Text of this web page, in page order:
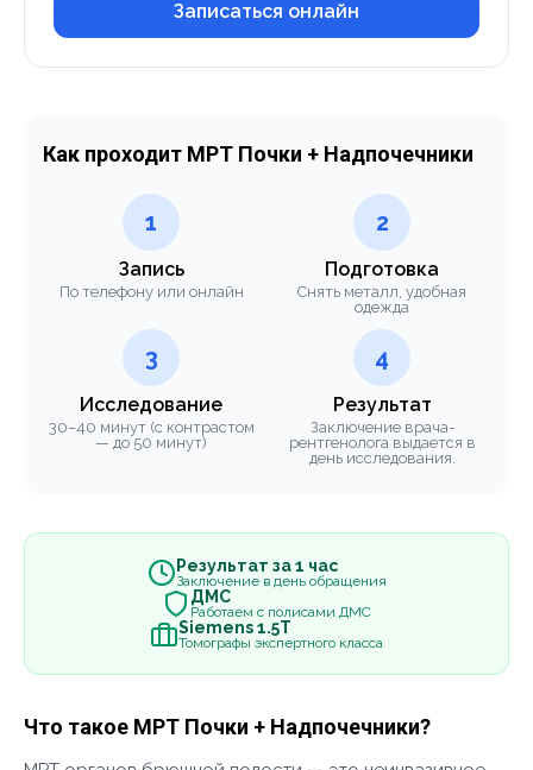
Записаться онлайн
Как проходит МРТ Почки + Надпочечники
1
Запись
По телефону или онлайн
2
Подготовка
Снять металл, удобная
одежда
3
Исследование
30–40 минут (с контрастом
— до 50 минут)
4
Результат
Заключение врача-
рентгенолога выдается в
день исследования.
Результат за 1 час
Заключение в день обращения
ДМС
Работаем с полисами ДМС
Siemens 1.5Т
Томографы экспертного класса
Что такое МРТ Почки + Надпочечники?